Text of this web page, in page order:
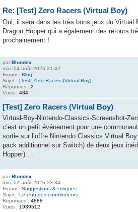
Re: [Test] Zero Racers (Virtual Boy)
Oui, il sera dans les très bons jeux du Virtual
Dragon Hopper qui a également des retours
prochainement !
par Blondex
mar. 04 août 2026 21:42
Forum : Blog
Sujet : [Test] Zero Racers (Virtual Boy)
Réponses : 2
Vues : 484
[Test] Zero Racers (Virtual Boy)
Virtual-Boy-Nintendo-Classics-Screenshot-
c’est un petit événement pour une
sortie sur l’offre Nintendo Classics Virtual
pack additionnel sur Switch) de deux jeux
Hopper) ...
par Blondex
dim. 02 août 2026 23:34
Forum : Suggestions & critiques
Sujet : Le club des contributeurs
Réponses : 4888
Vues : 1939512